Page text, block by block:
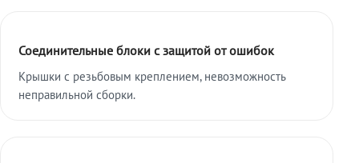
Соединительные блоки с защитой от ошибок
Крышки с резьбовым креплением, невозможность
неправильной сборки.